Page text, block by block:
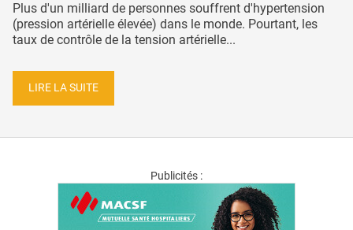
Plus d'un milliard de personnes souffrent d'hypertension
(pression artérielle élevée) dans le monde. Pourtant, les
taux de contrôle de la tension artérielle...
LIRE LA SUITE
Publicités :